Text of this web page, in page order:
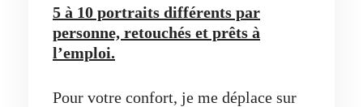
5 à 10 portraits différents par
personne, retouchés et prêts à
l’emploi.
Pour votre confort, je me déplace sur